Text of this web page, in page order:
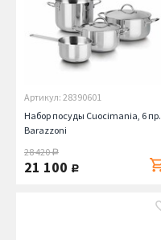
Артикул: 28390601
Набор посуды Cuocimania, 6 пр.
Barazzoni
28 420руб.
21 100 руб.